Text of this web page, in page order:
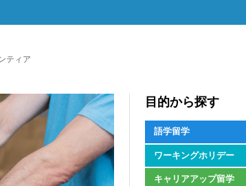
ティア
目的から探す
語学留学
ワーキングホリデー
キャリアアップ留学